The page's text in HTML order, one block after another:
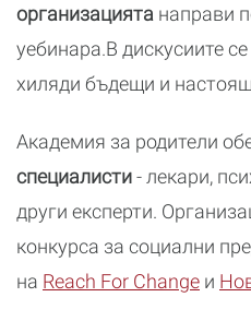
организацията направи
уебинара.В дискусиите
хиляди бъдещи и
Академия за родители
специалисти- лекари,
други експерти.
конкурса за социални
на Reach For Change и